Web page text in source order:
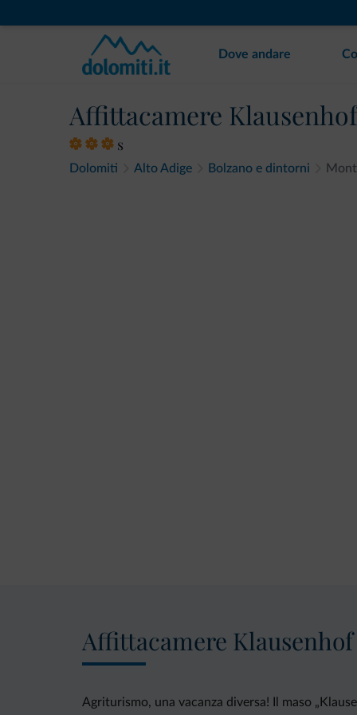
Dove andare
Affittacamere
s
Dolomiti Alto Adige Bolzano e dintorni
Affittacamere Klausenhof
Agriturismo, una vacanza diversa! Il maso